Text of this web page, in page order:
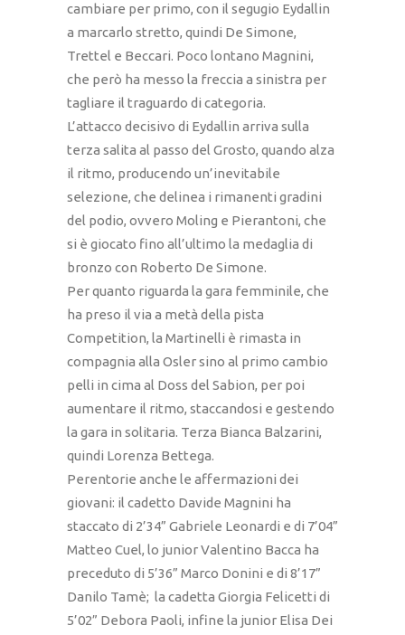
cambiare per primo, con il segugio Eydallin
a marcarlo stretto, quindi De Simone,
Trettel e Beccari. Poco lontano Magnini,
che però ha messo la freccia a sinistra per
tagliare il traguardo di categoria.
L’attacco decisivo di Eydallin arriva sulla
terza salita al passo del Grosto, quando alza
il ritmo, producendo un’inevitabile
selezione, che delinea i rimanenti gradini
del podio, ovvero Moling e Pierantoni, che
si è giocato fino all’ultimo la medaglia di
bronzo con Roberto De Simone.
Per quanto riguarda la gara femminile, che
ha preso il via a metà della pista
Competition, la Martinelli è rimasta in
compagnia alla Osler sino al primo cambio
pelli in cima al Doss del Sabion, per poi
aumentare il ritmo, staccandosi e gestendo
la gara in solitaria. Terza Bianca Balzarini,
quindi Lorenza Bettega.
Perentorie anche le affermazioni dei
giovani: il cadetto Davide Magnini ha
staccato di 2’34” Gabriele Leonardi e di 7’04”
Matteo Cuel, lo junior Valentino Bacca ha
preceduto di 5’36” Marco Donini e di 8’17”
Danilo Tamè; la cadetta Giorgia Felicetti di
5’02” Debora Paoli, infine la junior Elisa Dei